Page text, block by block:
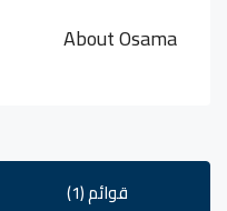
About Osama
قوائم (1)